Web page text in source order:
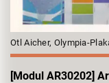
Otl Aicher, Olympia-
[Modul AR30202]